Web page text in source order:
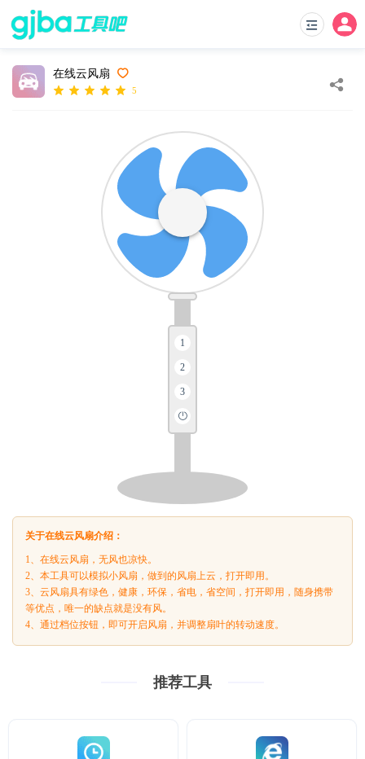
在线云风扇
5
1
2
3
关于在线云风扇介绍：
1、在线云风扇，无风也凉快。
2、本工具可以模拟小风扇，做到的风扇上云，打开即用。
3、云风扇具有绿色，健康，环保，省电，省空间，打开即用，随身携带
等优点，唯一的缺点就是没有风。
4、通过档位按钮，即可开启风扇，并调整扇叶的转动速度。
推荐工具